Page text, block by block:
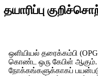
தயாரிப்பு
ஒளியியல் தரைக்கம்பி
கொண்ட ஒரு கேபிள்
நோக்கங்களுக்காகப்